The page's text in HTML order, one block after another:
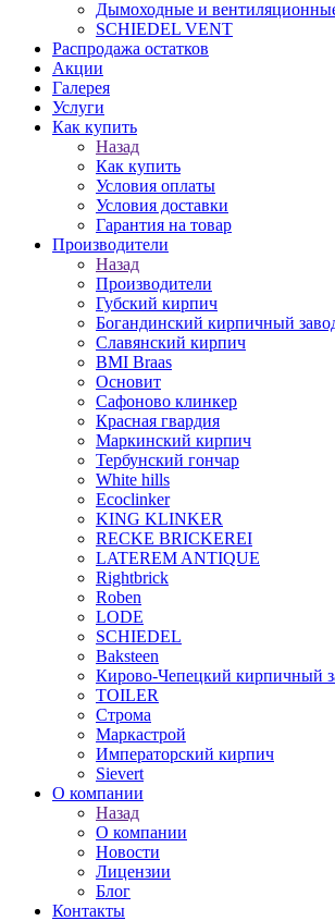
Дымоходные и
SCHIEDEL VENT
Распродажа остатков
Акции
Галерея
Услуги
Как купить
Назад
Как купить
Условия оплаты
Условия доставки
Гарантия на товар
Производители
Назад
Производители
Губский кирпич
Богандинский кирпичный
Славянский кирпич
BMI Braas
Основит
Сафоново клинкер
Красная гвардия
Маркинский кирпич
Тербунский гончар
White hills
Ecoclinker
KING KLINKER
RECKE BRICKEREI
LATEREM ANTIQUE
Rightbrick
Roben
LODE
SCHIEDEL
Baksteen
Кирово-Чепецкий кирпичный
TOILER
Строма
Маркастрой
Императорский кирпич
Sievert
О компании
Назад
О компании
Новости
Лицензии
Блог
Контакты